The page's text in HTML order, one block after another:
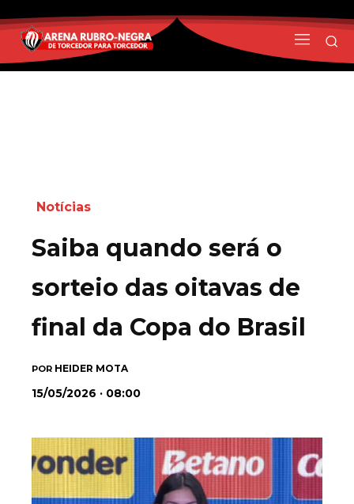
Notícias
Saiba quando será o
sorteio das oitavas de
final da Copa do Brasil
POR HEIDER MOTA
15/05/2026 · 08:00